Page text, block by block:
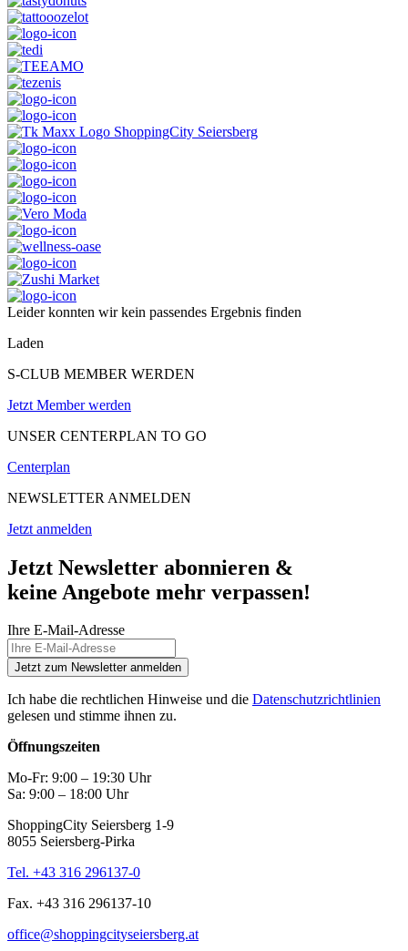
Leider konnten wir kein passendes Ergebnis finden
Laden
S-CLUB MEMBER WERDEN
Jetzt Member werden
UNSER CENTERPLAN TO GO
Centerplan
NEWSLETTER ANMELDEN
Jetzt anmelden
Jetzt Newsletter abonnieren &
keine Angebote mehr verpassen!
Ihre E-Mail-Adresse
Jetzt zum Newsletter anmelden
Ich habe die rechtlichen Hinweise und die Datenschutzrichtlinien
gelesen und stimme ihnen zu.
Öffnungszeiten
Mo-Fr: 9:00 – 19:30 Uhr
Sa: 9:00 – 18:00 Uhr
ShoppingCity Seiersberg 1-9
8055 Seiersberg-Pirka
Tel. +43 316 296137-0
Fax. +43 316 296137-10
office@shoppingcityseiersberg.at